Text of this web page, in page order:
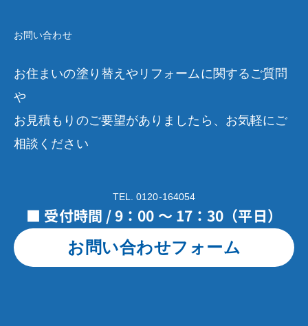
お問い合わせ
お住まいの塗り替えやリフォームに関するご質問
や
お見積もりのご要望がありましたら、お気軽にご
相談ください
TEL. 0120-164054
■ 受付時間 / 9：00 ～ 17：30（平日）
お問い合わせフォーム